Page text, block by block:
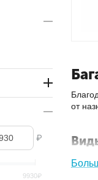
от
₽
9930₽